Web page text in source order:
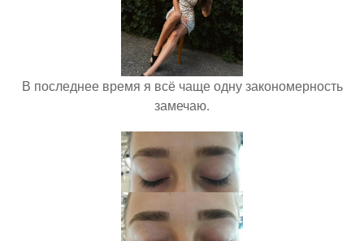
В последнее время я всё чаще одну закономерность
замечаю.